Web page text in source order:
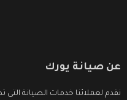
عن صيانة يورك
نقدم لعملائنا خدمات الصيانة